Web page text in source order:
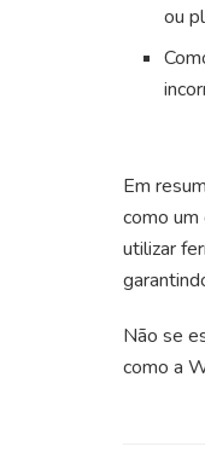
ou
Em
como
utilizar
Não se
como a